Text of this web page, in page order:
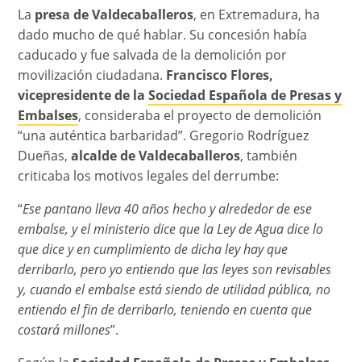
La presa de Valdecaballeros, en Extremadura, ha
dado mucho de qué hablar. Su concesión había
caducado y fue salvada de la demolición por
movilización ciudadana. Francisco Flores,
vicepresidente de laSociedad Española de Presas y
Embalses, consideraba el proyecto de demolición
“una auténtica barbaridad”. Gregorio Rodríguez
Dueñas,alcalde de Valdecaballeros, también
criticaba los motivos legales del derrumbe:
“Ese pantano lleva 40 años hecho y alrededor de ese
embalse, y el ministerio dice que la Ley de Agua dice lo
que dice y en cumplimiento de dicha ley hay que
derribarlo, pero yo entiendo que las leyes son revisables
y, cuando el embalse está siendo de utilidad pública, no
entiendo el fin de derribarlo, teniendo en cuenta que
costará millones”.